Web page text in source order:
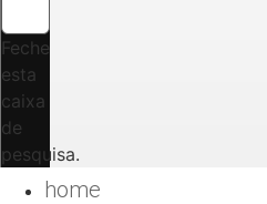
Feche
esta
caixa
de
pesquisa.
home